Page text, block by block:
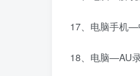
17、电脑手机—
18、电脑—AU